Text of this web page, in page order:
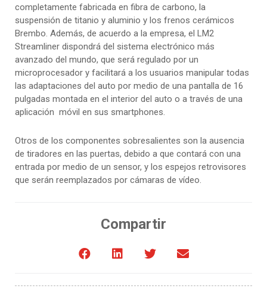
completamente fabricada en fibra de carbono, la
suspensión de titanio y aluminio y los frenos cerámicos
Brembo. Además, de acuerdo a la empresa, el LM2
Streamliner dispondrá del sistema electrónico más
avanzado del mundo, que será regulado por un
microprocesador y facilitará a los usuarios manipular todas
las adaptaciones del auto por medio de una pantalla de 16
pulgadas montada en el interior del auto o a través de una
aplicación móvil en sus smartphones.
Otros de los componentes sobresalientes son la ausencia
de tiradores en las puertas, debido a que contará con una
entrada por medio de un sensor, y los espejos retrovisores
que serán reemplazados por cámaras de vídeo.
Compartir